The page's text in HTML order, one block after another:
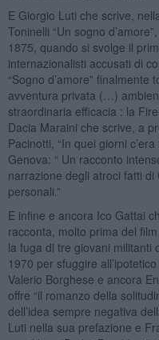
E Giorgio Luti che scrive,
Toninelli “Un sogno
1875, quando si svolge il
internazionalisti accusati di
“Sogno d’amore”
avventura privata (…)
straordinaria efficacia : la
Dacia Maraini che scrive, a
Pacinotti, “In quei giorni
Genova: “ Un racconto
narrazione degli atroci fatti
personali.”
E infine e ancora Ico Gattai
racconta, molto prima del
la fuga di tre giovani militanti
1970 per sfuggire
Valerio Borghese e ancora
offre “il romanzo della
dell’idea sempre negativa
Luti nella sua prefazione e